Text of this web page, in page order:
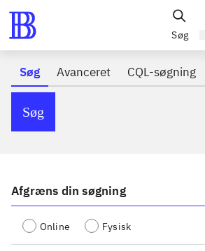
Søg
Søg Avanceret CQL-søgning
Søg
Afgræns din søgning
Online Fysisk